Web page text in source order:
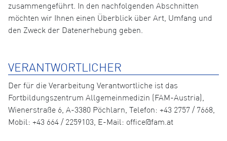
zusammengeführt. In den nachfolgenden Abschnitten
möchten wir Ihnen einen Überblick über Art, Umfang und
den Zweck der Datenerhebung geben.
VERANTWORTLICHER
Der für die Verarbeitung Verantwortliche ist das
Fortbildungszentrum Allgemeinmedizin (FAM-Austria),
Wienerstraße 6, A-3380 Pöchlarn, Telefon: +43 2757 / 7668,
Mobil: +43 664 / 2259103, E-Mail: office@fam.at